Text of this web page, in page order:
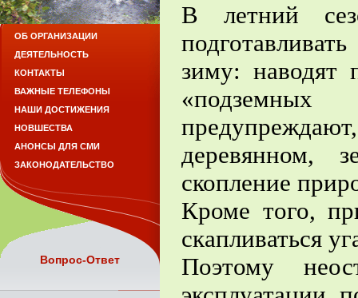
В летний
зиму: наводят
деревянном,
скопление
Кроме того,
скапливаться
Поэтому
ОБ ОРГАНИЗАЦИИ
ДЕЯТЕЛЬНОСТЬ
КОНТАКТЫ
ВАЖНЫЕ ТЕЛЕФОНЫ
НАШИ ДОСТИЖЕНИЯ
НОВШЕСТВА
АНОНСЫ ДЛЯ СМИ
ЗАКОНОДАТЕЛЬСТВО
Вопрос-Ответ